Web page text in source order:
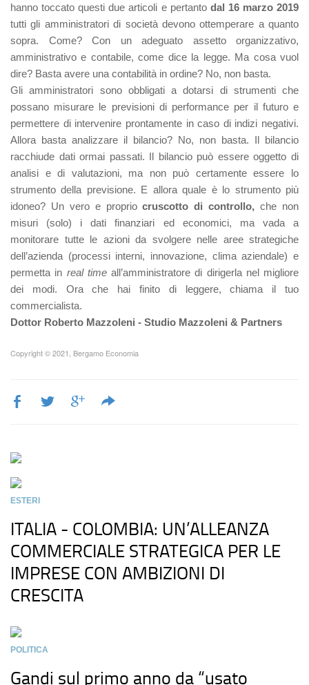
hanno toccato questi due articoli e pertantodal 16 marzo 2019
tutti gli amministratori di società devono ottemperare a quanto
sopra. Come? Con un adeguato assetto organizzativo,
amministrativo e contabile, come dice la legge. Ma cosa vuol
dire? Basta avere una contabilità in ordine? No, non basta.
Gli amministratori sono obbligati a dotarsi di strumenti che
possano misurare le previsioni di performance per il futuro e
permettere di intervenire prontamente in caso di indizi negativi.
Allora basta analizzare il bilancio? No, non basta. Il bilancio
racchiude dati ormai passati. Il bilancio può essere oggetto di
analisi e di valutazioni, ma non può certamente essere lo
strumento della previsione. E allora quale è lo strumento più
idoneo? Un vero e propriocruscotto di controllo,che non
misuri (solo) i dati finanziari ed economici, ma vada a
monitorare tutte le azioni da svolgere nelle aree strategiche
dell’azienda (processi interni, innovazione, clima aziendale) e
permetta in real timeall’amministratore di dirigerla nel migliore
dei modi. Ora che hai finito di leggere, chiama il tuo
commercialista.
Dottor Roberto Mazzoleni - Studio Mazzoleni & Partners
Copyright © 2021, Bergamo Economia
ESTERI
ITALIA - COLOMBIA: UN’ALLEANZA
COMMERCIALE STRATEGICA PER LE
IMPRESE CON AMBIZIONI DI
CRESCITA
POLITICA
Gandi sul primo anno da “usato